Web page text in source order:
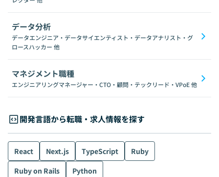
データ分析
データエンジニア・データサイエンティスト・データアナリスト・グ
ロースハッカー 他
マネジメント職種
エンジニアリングマネージャー・CTO・顧問・テックリード・VPoE他
開発言語から転職・求人情報を探す
React Next.js TypeScript
Ruby
Ruby on Rails
Python